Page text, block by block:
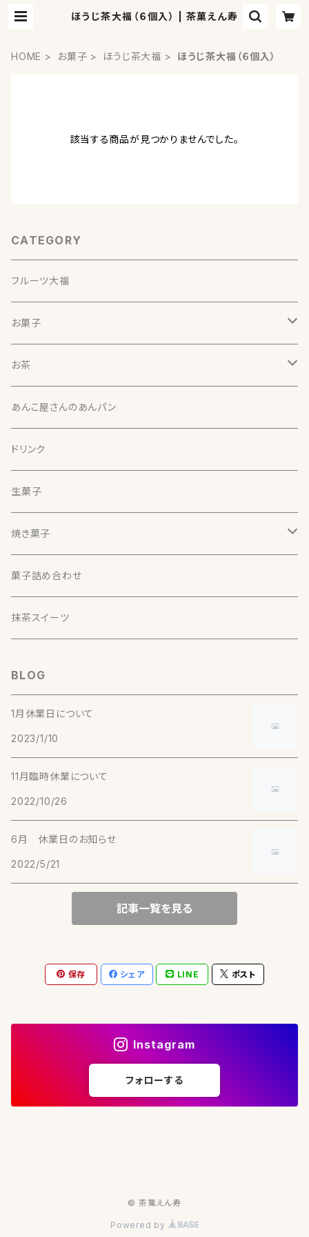
ほうじ茶大福（６個入） | 茶菓えん寿
HOME お菓子 ほうじ茶大福 ほうじ茶大福（６個入）
該当する商品が見つかりませんでした。
CATEGORY
フルーツ大福
お菓子
北の雫
北の雫（５個入）
本わらび餅
本わらび餅
ほうじ茶大福
ほうじ茶大福（４個入）
ほうじ茶大福（６個入）
最中
最中（６個入）
最中（１２個入）
美柑
美柑（２個入）
美柑（３個入）
おかき
おかき（味千枚）
おかき（たまり焼）
季節の生菓子
当月の生菓子（１０個入）
お茶
天竜（静岡）
さやまかおり（30g）【煎茶】
するがわせ（30g）【煎茶】
両河内（静岡）
さえみどり（30g）【煎茶】
おくはるか（30g）【煎茶】
諸子沢（静岡）
黄金みどり（30g）
本山（静岡）
香寿（30g）【釜炒り茶】
藤枝（静岡）
藤かおり（30g）【釜炒り茶】
牧之原（静岡）
実生在来 2016年生産終了（30g）【煎茶】
やぶきた 純煎茶（30g）【煎茶】
おくみどり（30g）【煎茶】
やまかい（30g）【煎茶】
宇治（京都）
やぶきた（30g）【煎茶】
こまかげ（30g）【玉露】
あさひ（30g）【玉露】
（20g）【有機抹茶】
実生在来 萎凋煎茶（30g）【煎茶】
告（熊本）
実生在来（30g）【釜炒り茶】
あんこ屋さんのあんパン
ドリンク
生菓子
焼き菓子
どら焼き
菓子詰め合わせ
抹茶スイーツ
BLOG
1月休業日について
2023/1/10
11月臨時休業について
2022/10/26
6月 休業日のお知らせ
2022/5/21
記事一覧を見る
保存 シェア LINE ポスト
Instagram
フォローする
© 茶菓えん寿
Powered by